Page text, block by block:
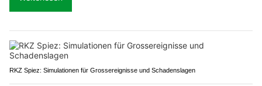
RKZ Spiez: Simulationen für Grossereignisse und Schadenslagen